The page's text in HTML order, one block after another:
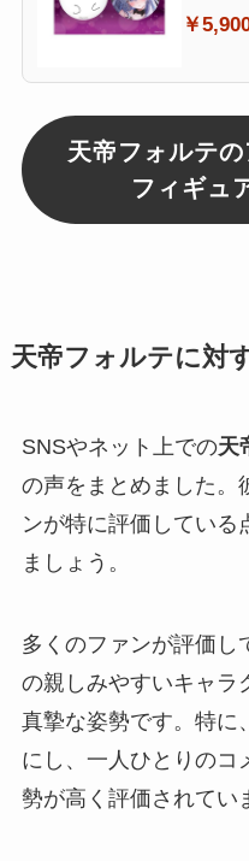
￥
天帝フォルテ
フィギュ
天帝フォルテに対
SNSやネット上での天
の声をまとめました。
ンが特に評価している
ましょう。
多くのファンが評価し
の親しみやすいキャラ
真摯な姿勢です。特に
にし、一人ひとりのコ
勢が高く評価されてい